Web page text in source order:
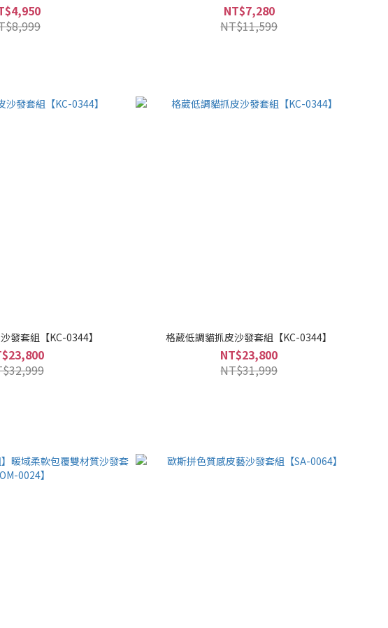
NT$7,280
NT$11,599
發套組【KC-0344】 格葳低調貓抓皮沙發套組【KC-0344】
NT$23,800
NT$31,999